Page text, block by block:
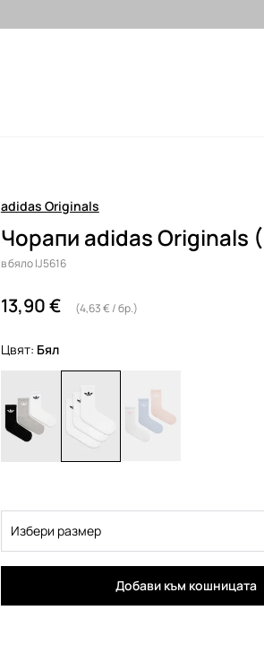
adidas Originals
Чорапи adidas Originals
в бяло IJ5616
13,90 € (4,63 € / бр.)
Цвят: бял
Избери размер
Добави към кошницата